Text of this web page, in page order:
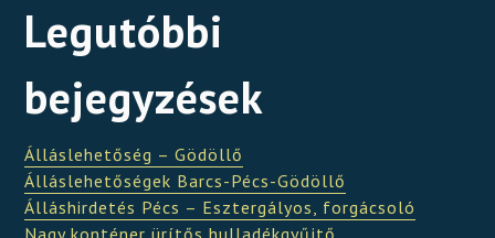
Legutóbbi
bejegyzések
Álláslehetőség – Gödöllő
Álláslehetőségek Barcs-Pécs-Gödöllő
Álláshirdetés Pécs – Esztergályos, forgácsoló